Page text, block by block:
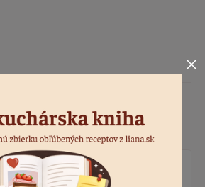
produkty